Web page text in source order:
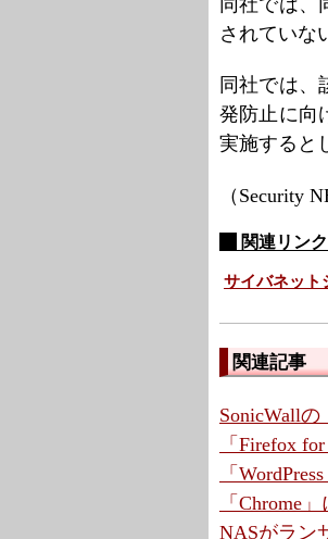
同社では、
されていな
同社では、
発防止に向
実施すると
（Security
関連リンク
サイバネット
関連記事
SonicWall
「Firefox
「
「Chrome
NASがラン